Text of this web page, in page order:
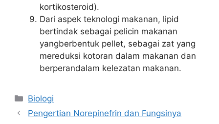
kortikosteroid).
Dari aspek teknologi makanan, lipid
bertindak sebagai pelicin makanan
yangberbentuk pellet, sebagai zat yang
mereduksi kotoran dalam makanan dan
berperandalam kelezatan makanan.
Kategori
Biologi
Pengertian Norepinefrin dan Fungsinya